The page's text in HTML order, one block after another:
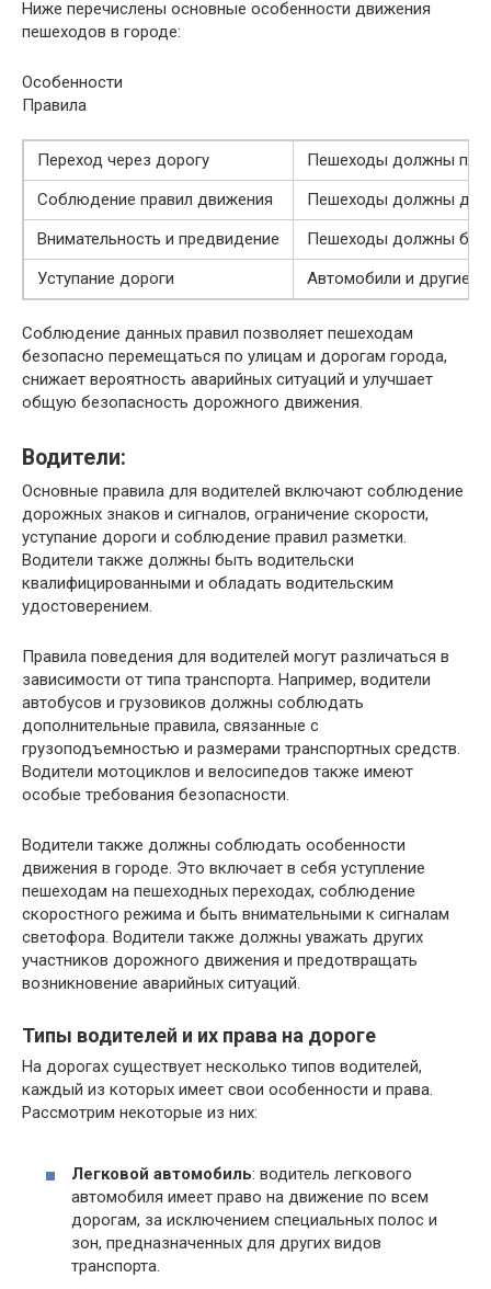
Ниже перечислены основные особенности движения
пешеходов в городе:
Особенности
Правила
Переход через дорогу
Пешеходы должны
Соблюдение правил движения
Пешеходы должны
Внимательность и предвидение
Пешеходы должны быть
Уступание дороги
Автомобили и другие
Соблюдение данных правил позволяет пешеходам
безопасно перемещаться по улицам и дорогам города,
снижает вероятность аварийных ситуаций и улучшает
общую безопасность дорожного движения.
Водители:
Основные правила для водителей включают соблюдение
дорожных знаков и сигналов, ограничение скорости,
уступание дороги и соблюдение правил разметки.
Водители также должны быть водительски
квалифицированными и обладать водительским
удостоверением.
Правила поведения для водителей могут различаться в
зависимости от типа транспорта. Например, водители
автобусов и грузовиков должны соблюдать
дополнительные правила, связанные с
грузоподъемностью и размерами транспортных средств.
Водители мотоциклов и велосипедов также имеют
особые требования безопасности.
Водители также должны соблюдать особенности
движения в городе. Это включает в себя уступление
пешеходам на пешеходных переходах, соблюдение
скоростного режима и быть внимательными к сигналам
светофора. Водители также должны уважать других
участников дорожного движения и предотвращать
возникновение аварийных ситуаций.
Типы водителей и их права на дороге
На дорогах существует несколько типов водителей,
каждый из которых имеет свои особенности и права.
Рассмотрим некоторые из них:
Легковой автомобиль: водитель легкового
автомобиля имеет право на движение по всем
дорогам, за исключением специальных полос и
зон, предназначенных для других видов
транспорта.